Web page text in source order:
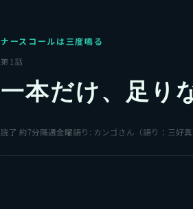
ナースコールは三度鳴る
第 1話
一本だけ、足り
読了 約7分隔週金曜語り: カンゴさん（語り：三好真